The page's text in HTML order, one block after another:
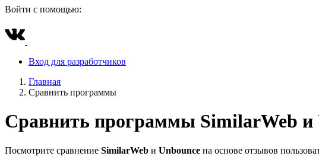
Войти с помощью:
Вход для разработчиков
Главная
Сравнить программы
Сравнить программы SimilarWeb и
Посмотрите сравнение SimilarWeb и Unbounce на основе отзывов